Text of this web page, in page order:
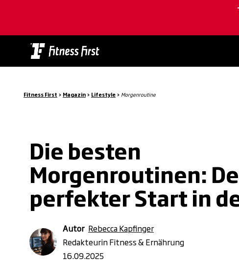
Skip
Fitness First > Magazin > Lifestyle > Morgenroutine
Die besten
Morgenroutinen:
perfekter Start in
Autor Rebecca Kapfinger
Redakteurin Fitness & Ernährung
16.09.2025